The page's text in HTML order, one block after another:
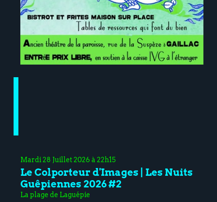
Mardi 28 Juillet 2026 à 22h15
Le Colporteur d'Images | Les Nuits
Guêpiennes 2026 #2
La plage de Laguépie